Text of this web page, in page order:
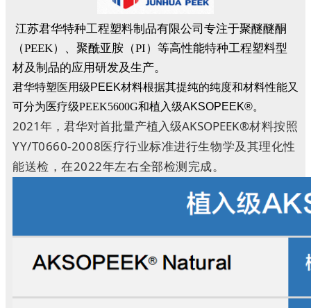
江苏君华特种工程塑料制品有限公司专注于聚醚醚酮
（PEEK）、聚酰亚胺（PI）等高性能特种工程塑料型
材及制品的应用研发及生产。
君华特塑医用级PEEK材料根据其提纯的纯度和材料性能又
可分为医疗级PEEK5600G和植入级AKSOPEEK®。
2021年，君华对首批量产植入级AKSOPEEK®材料按照
YY/T0660-2008医疗行业标准进行生物学及其理化性
能送检，在2022年左右全部检测完成。